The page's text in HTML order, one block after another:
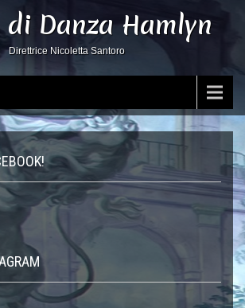
di Danza Hamlyn
Direttrice Nicoletta Santoro